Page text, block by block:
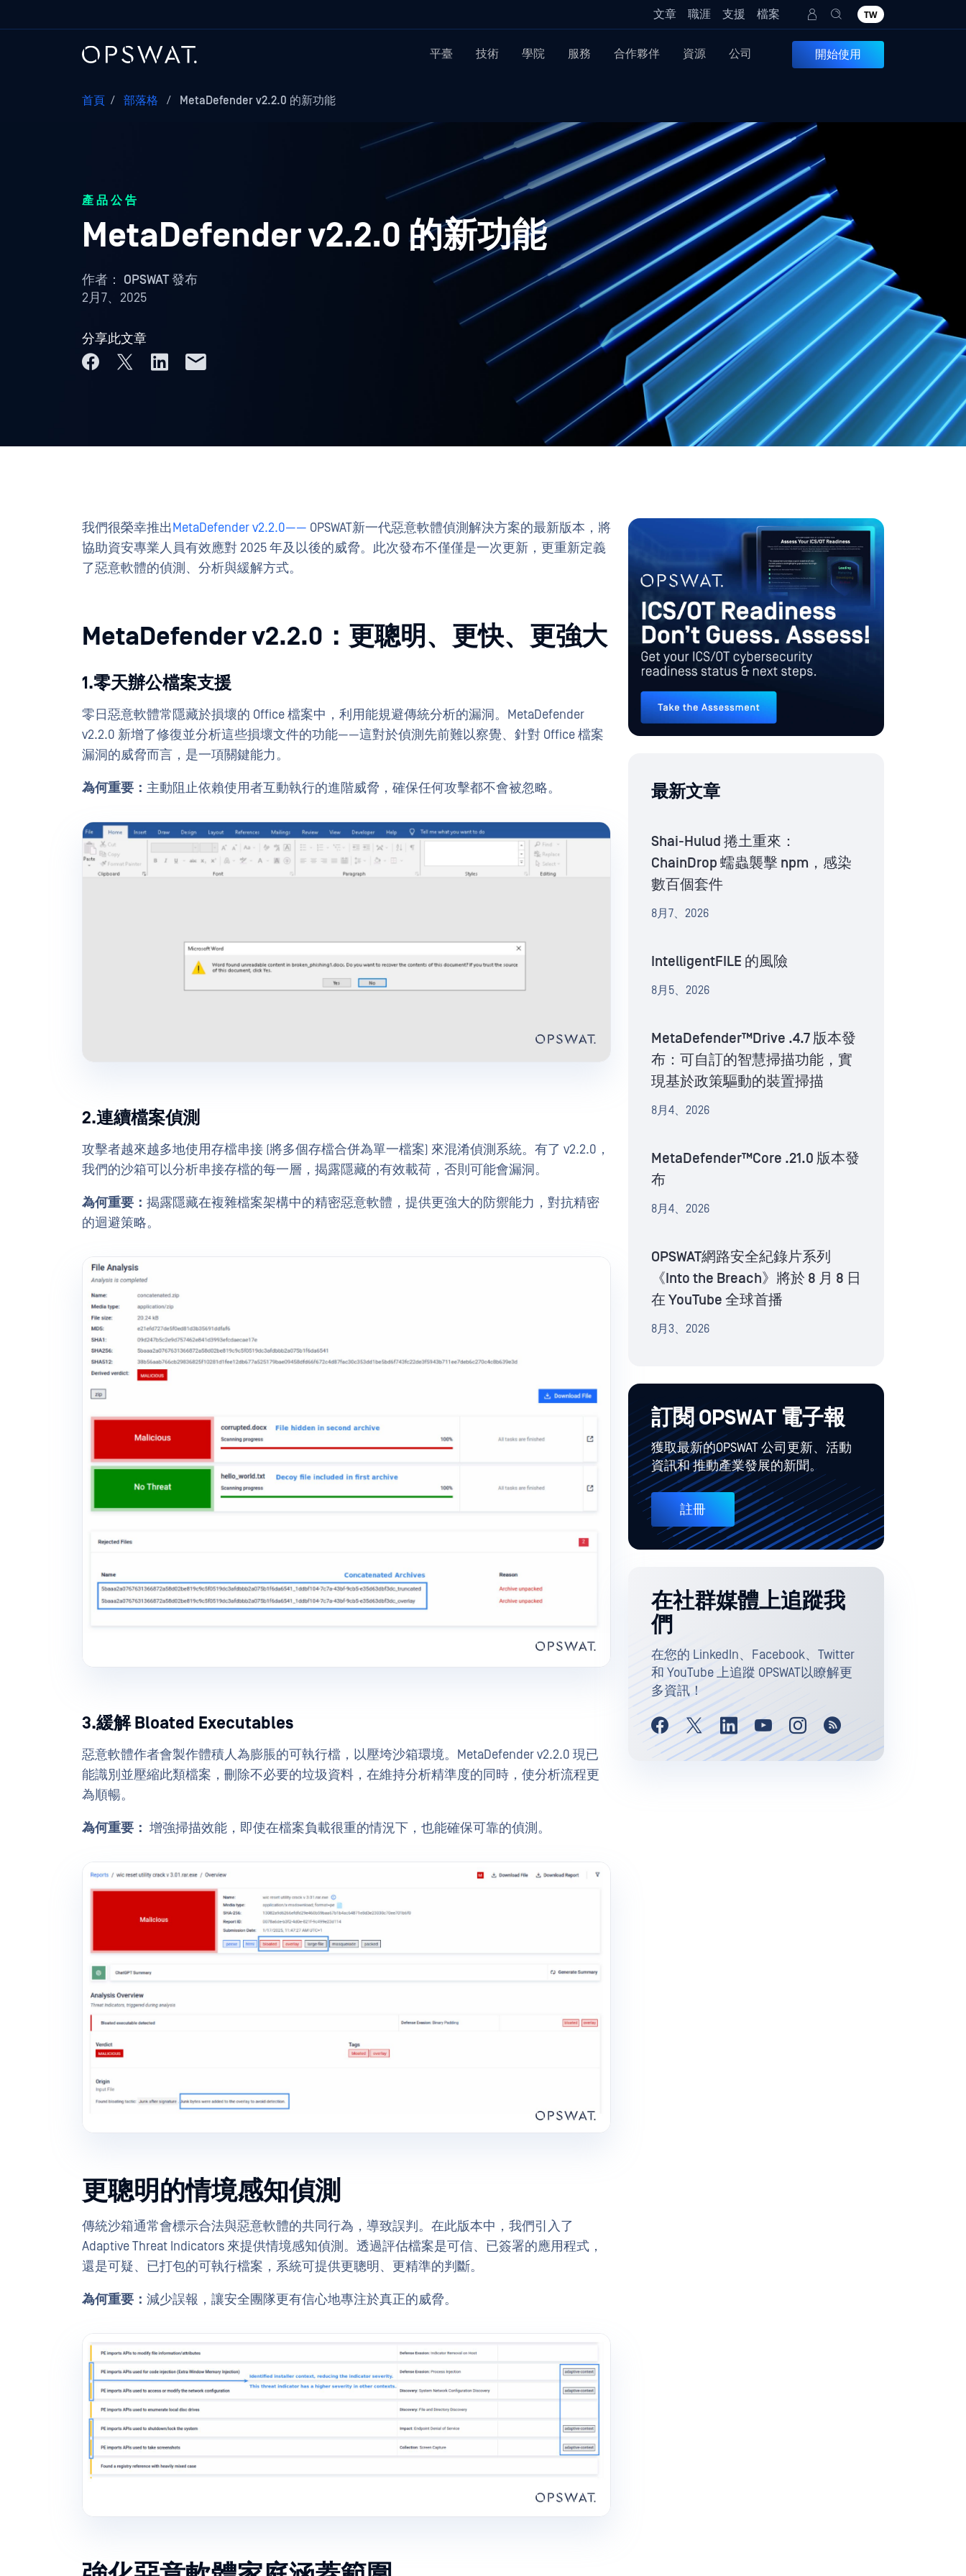
文章 職涯 支援 檔案 TW
平臺 技術 學院 服務 合作夥伴 資源 公司 開始使用
首頁 / 部落格 / MetaDefender v2.2.0 的新功能
產品公告
MetaDefender v2.2.0 的新功能
作者： OPSWAT 發布
2月7、2025
分享此文章
我們很榮幸推出MetaDefender v2.2.0—— OPSWAT新一代惡意軟體偵測解決方案的最新版本，將
協助資安專業人員有效應對 2025 年及以後的威脅。此次發布不僅僅是一次更新，更重新定義
了惡意軟體的偵測、分析與緩解方式。
MetaDefender v2.2.0：更聰明、更快、更強大
1.零天辦公檔案支援
零日惡意軟體常隱藏於損壞的 Office 檔案中，利用能規避傳統分析的漏洞。MetaDefender
v2.2.0 新增了修復並分析這些損壞文件的功能——這對於偵測先前難以察覺、針對 Office 檔案
漏洞的威脅而言，是一項關鍵能力。
為何重要： 主動阻止依賴使用者互動執行的進階威脅，確保任何攻擊都不會被忽略。
2.連續檔案偵測
攻擊者越來越多地使用存檔串接 (將多個存檔合併為單一檔案) 來混淆偵測系統。有了 v2.2.0，
我們的沙箱可以分析串接存檔的每一層，揭露隱藏的有效載荷，否則可能會漏洞。
為何重要： 揭露隱藏在複雜檔案架構中的精密惡意軟體，提供更強大的防禦能力，對抗精密
的迴避策略。
3.緩解 Bloated Executables
惡意軟體作者會製作體積人為膨脹的可執行檔，以壓垮沙箱環境。MetaDefender v2.2.0 現已
能識別並壓縮此類檔案，刪除不必要的垃圾資料，在維持分析精準度的同時，使分析流程更
為順暢。
為何重要： 增強掃描效能，即使在檔案負載很重的情況下，也能確保可靠的偵測。
更聰明的情境感知偵測
傳統沙箱通常會標示合法與惡意軟體的共同行為，導致誤判。在此版本中，我們引入了
Adaptive Threat Indicators 來提供情境感知偵測。透過評估檔案是可信、已簽署的應用程式，
還是可疑、已打包的可執行檔案，系統可提供更聰明、更精準的判斷。
為何重要： 減少誤報，讓安全團隊更有信心地專注於真正的威脅。
最新文章
Shai-Hulud 捲土重來：
ChainDrop 蠕蟲襲擊 npm，感染
數百個套件
8月7、2026
IntelligentFILE 的風險
8月5、2026
MetaDefender™Drive .4.7 版本發
布：可自訂的智慧掃描功能，實
現基於政策驅動的裝置掃描
8月4、2026
MetaDefender™Core .21.0 版本發
布
8月4、2026
OPSWAT網路安全紀錄片系列
《Into the Breach》將於 8 月 8 日
在 YouTube 全球首播
8月3、2026
訂閱 OPSWAT 電子報
獲取最新的OPSWAT 公司更新、活動
資訊和 推動產業發展的新聞。
註冊
在社群媒體上追蹤我
們
在您的 LinkedIn、Facebook、Twitter
和 YouTube 上追蹤 OPSWAT以瞭解更
多資訊！